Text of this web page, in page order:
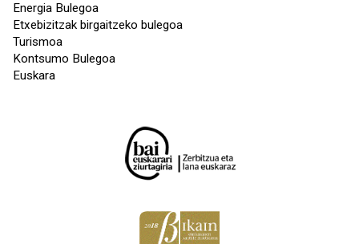
Energia Bulegoa
Etxebizitzak birgaitzeko bulegoa
Turismoa
Kontsumo Bulegoa
Euskara